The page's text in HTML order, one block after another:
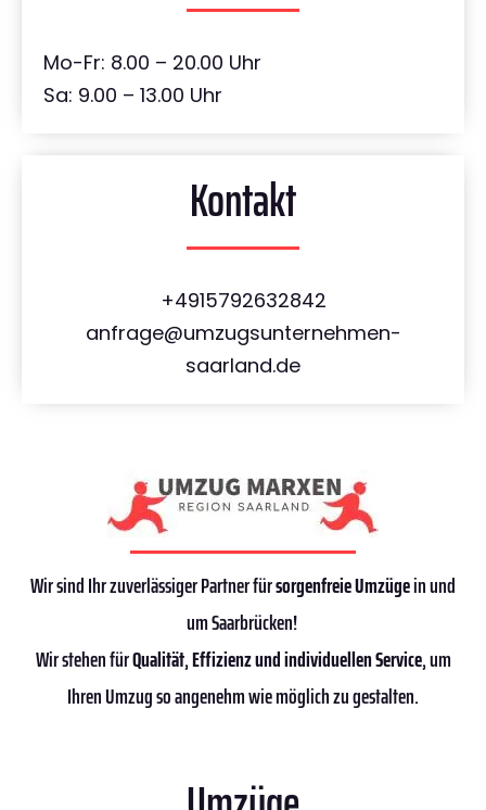
Mo-Fr: 8.00 – 20.00 Uhr
Sa: 9.00 – 13.00 Uhr
Kontakt
+4915792632842
anfrage@umzugsunternehmen-
saarland.de
Wir sind Ihr zuverlässiger Partner fürsorgenfreie Umzügein und
um Saarbrücken!
Wir stehen fürQualität,Effizienzund individuellen Service, um
Ihren Umzug so angenehm wie möglich zu gestalten.